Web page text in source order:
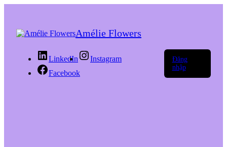
Amélie Flowers
LinkedIn
Instagram
Facebook
Đăng
nhập